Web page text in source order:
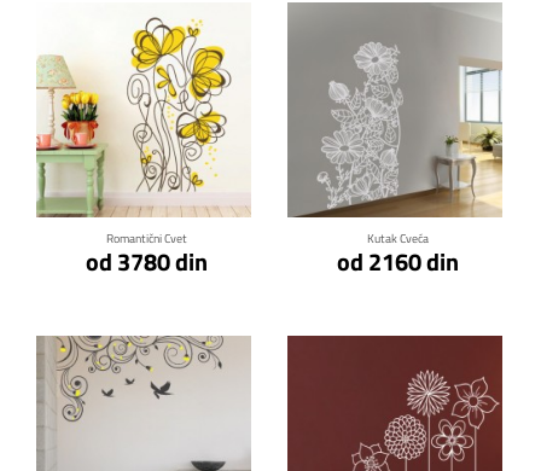
Romantični Cvet
od 3780 din
Klikni za detalje
Kutak Cveća
od 2160 din
Klikni za detalje